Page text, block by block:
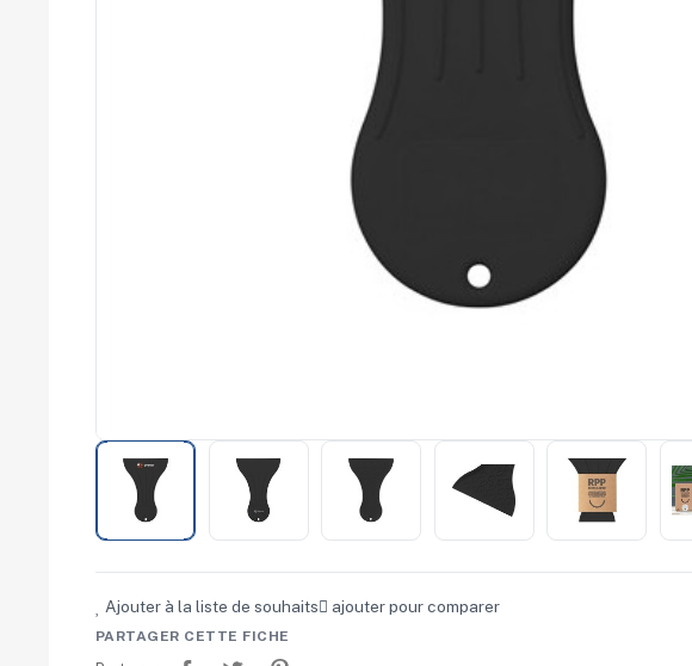
Ajouter à la liste de souhaits ajouter pour comparer
PARTAGER CETTE FICHE